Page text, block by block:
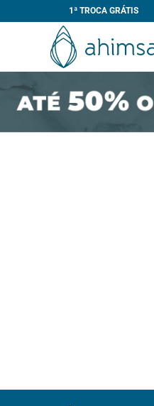
1ª TROCA GRÁTIS